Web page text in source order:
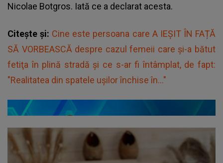
Nicolae Botgros. Iată ce a declarat acesta.
Citește și: Cine este persoana care A IEȘIT ÎN FAȚĂ
SĂ VORBEASCĂ despre cazul femeii care și-a bătut
fetiţa în plină stradă și ce s-ar fi întâmplat, de fapt:
"Realitatea din spatele ușilor închise în..."